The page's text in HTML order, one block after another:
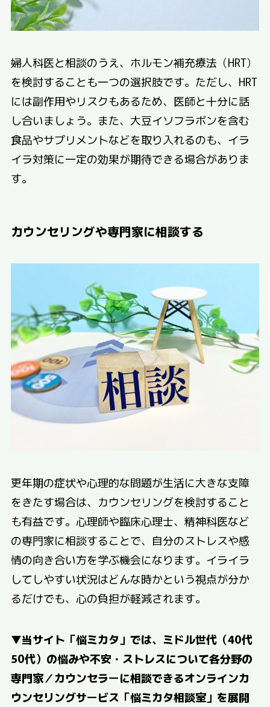
婦人科医と相談のうえ、ホルモン補充療法（HRT）
を検討することも一つの選択肢です。ただし、HRT
には副作用やリスクもあるため、医師と十分に話
し合いましょう。また、大豆イソフラボンを含む
食品やサプリメントなどを取り入れるのも、イラ
イラ対策に一定の効果が期待できる場合がありま
す。
カウンセリングや専門家に相談する
更年期の症状や心理的な問題が生活に大きな支障
をきたす場合は、カウンセリングを検討すること
も有益です。心理師や臨床心理士、精神科医など
の専門家に相談することで、自分のストレスや感
情の向き合い方を学ぶ機会になります。イライラ
してしやすい状況はどんな時かという視点が分か
るだけでも、心の負担が軽減されます。
▼当サイト「悩ミカタ」では、ミドル世代（40代
50代）の悩みや不安・ストレスについて各分野の
専門家／カウンセラーに相談できるオンラインカ
ウンセリングサービス「悩ミカタ相談室」を展開